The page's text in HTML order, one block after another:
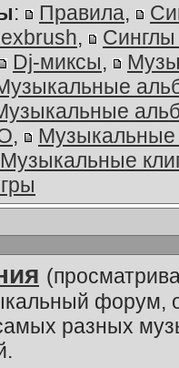
: Правила,
,
Синглы
Dj-миксы,
,
Музыкальные
форум,
разных